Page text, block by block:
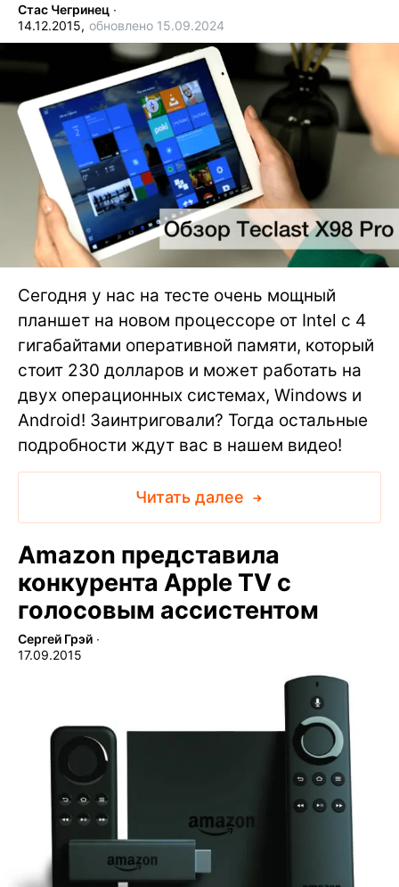
Стас Чегринец ∙
14.12.2015, обновлено 15.09.2024
Сегодня у нас на тесте очень мощный
планшет на новом процессоре от Intel с 4
гигабайтами оперативной памяти, который
стоит 230 долларов и может работать на
двух операционных системах, Windows и
Android! Заинтриговали? Тогда остальные
подробности ждут вас в нашем видео!
Читать далее
Amazon представила
конкурента Apple TV с
голосовым ассистентом
Сергей Грэй ∙
17.09.2015